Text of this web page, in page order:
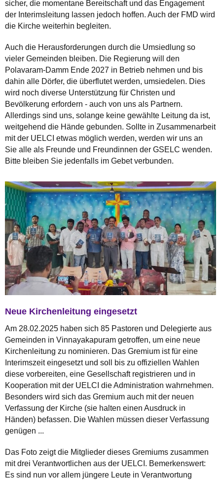
sicher, die momentane Bereitschaft und das Engagement
der Interimsleitung lassen jedoch hoffen. Auch der FMD wird
die Kirche weiterhin begleiten.
Auch die Herausforderungen durch die Umsiedlung so
vieler Gemeinden bleiben. Die Regierung will den
Polavaram-Damm Ende 2027 in Betrieb nehmen und bis
dahin alle Dörfer, die überflutet werden, umsiedelen. Dies
wird noch diverse Unterstützung für Christen und
Bevölkerung erfordern - auch von uns als Partnern.
Allerdings sind uns, solange keine gewählte Leitung da ist,
weitgehend die Hände gebunden. Sollte in Zusammenarbeit
mit der UELCI etwas möglich werden, werden wir uns an
Sie alle als Freunde und Freundinnen der GSELC wenden.
Bitte bleiben Sie jedenfalls im Gebet verbunden.
Neue Kirchenleitung eingesetzt
Am 28.02.2025 haben sich 85 Pastoren und Delegierte aus
Gemeinden in Vinnayakapuram getroffen, um eine neue
Kirchenleitung zu nominieren. Das Gremium ist für eine
Interimszeit eingesetzt und soll bis zu offiziellen Wahlen
diese vorbereiten, eine Gesellschaft registrieren und in
Kooperation mit der UELCI die Administration wahrnehmen.
Besonders wird sich das Gremium auch mit der neuen
Verfassung der Kirche (sie halten einen Ausdruck in
Händen) befassen. Die Wahlen müssen dieser Verfassung
genügen ...
Das Foto zeigt die Mitglieder dieses Gremiums zusammen
mit drei Verantwortlichen aus der UELCI. Bemerkenswert:
Es sind nun vor allem jüngere Leute in Verantwortung